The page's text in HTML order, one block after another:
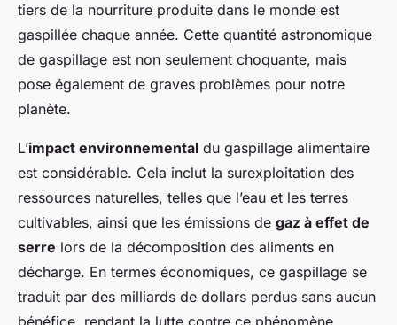
tiers de la nourriture produite dans le monde est
gaspillée chaque année. Cette quantité astronomique
de gaspillage est non seulement choquante, mais
pose également de graves problèmes pour notre
planète.
L’impact environnemental du gaspillage alimentaire
est considérable. Cela inclut la surexploitation des
ressources naturelles, telles que l’eau et les terres
cultivables, ainsi que les émissions de gaz à effet de
serre lors de la décomposition des aliments en
décharge. En termes économiques, ce gaspillage se
traduit par des milliards de dollars perdus sans aucun